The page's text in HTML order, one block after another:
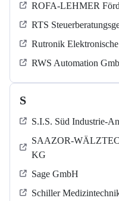
ROFA-LEHMER
RTS
Rutronik
RWS Automation
S
S.I.S. Süd Industrie-
SAAZOR-
KG
Sage GmbH
Schiller